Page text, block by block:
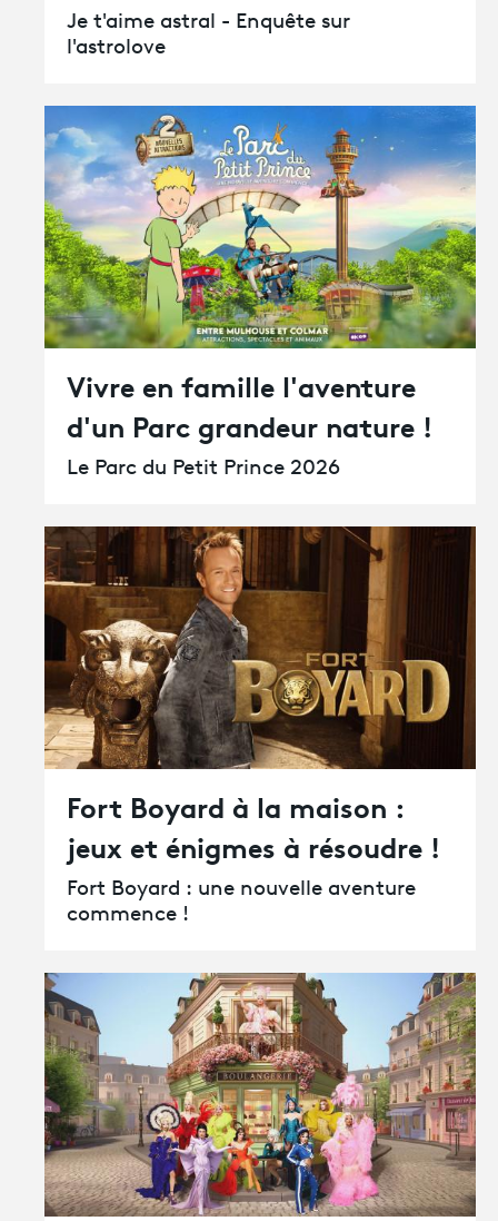
Je t'aime astral - Enquête sur
l'astrolove
Vivre en famille l'aventure
d'un Parc grandeur nature !
Le Parc du Petit Prince 2026
Fort Boyard à la maison :
jeux et énigmes à résoudre !
Fort Boyard : une nouvelle aventure
commence !